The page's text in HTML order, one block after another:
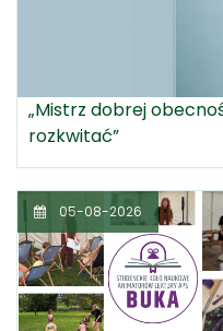
„Mistrz dobrej
rozkwitać”
05-08-2026